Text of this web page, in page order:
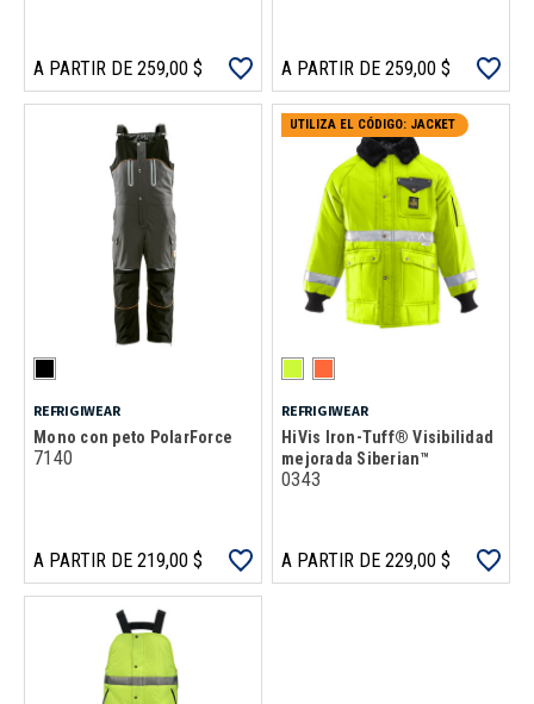
A PARTIR DE 259,00 $ A PARTIR DE 259,00 $
REFRIGIWEAR
Mono con peto PolarForce
7140
A PARTIR DE 219,00 $
UTILIZA EL CÓDIGO: JACKET
REFRIGIWEAR
HiVis Iron-Tuff® Visibilidad
mejorada Siberian™
0343
A PARTIR DE 229,00 $